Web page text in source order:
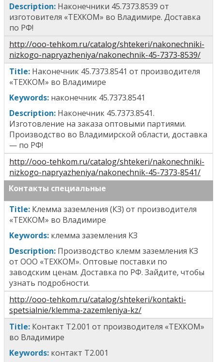
Description: Наконечники 45.7373.8539 от
изготовителя «ТЕХКОМ» во Владимире. Доставка
по РФ!
http://ooo-tehkom.ru/catalog/shtekeri/nakonechniki-
nizkogo-napryazheniya/nakonechnik-45-7373-8539/
Title: Наконечник 45.7373.8541 от производителя
«ТЕХКОМ» во Владимире
Keywords: наконечник 45.7373.8541
Description: Наконечник 45.7373.8541.
Изготовление на заказа оптовыми партиями.
Производство во Владимирской области, доставка
— по РФ!
http://ooo-tehkom.ru/catalog/shtekeri/nakonechniki-
nizkogo-napryazheniya/nakonechnik-45-7373-8541/
Контакты специальные
Title: Клемма заземления (КЗ) от производителя
«ТЕХКОМ» во Владимире
Keywords: клемма заземления КЗ
Description: Производство клемм заземления КЗ
от ООО «ТЕХКОМ». Оптовые поставки по
заводским ценам. Доставка по РФ. Зайдите, чтобы
узнать подробности.
http://ooo-tehkom.ru/catalog/shtekeri/kontakti-
spetsialnie/klemma-zazemleniya-kz/
Title: Контакт Т2.001 от производителя «ТЕХКОМ»
во Владимире
Keywords: контакт Т2.001